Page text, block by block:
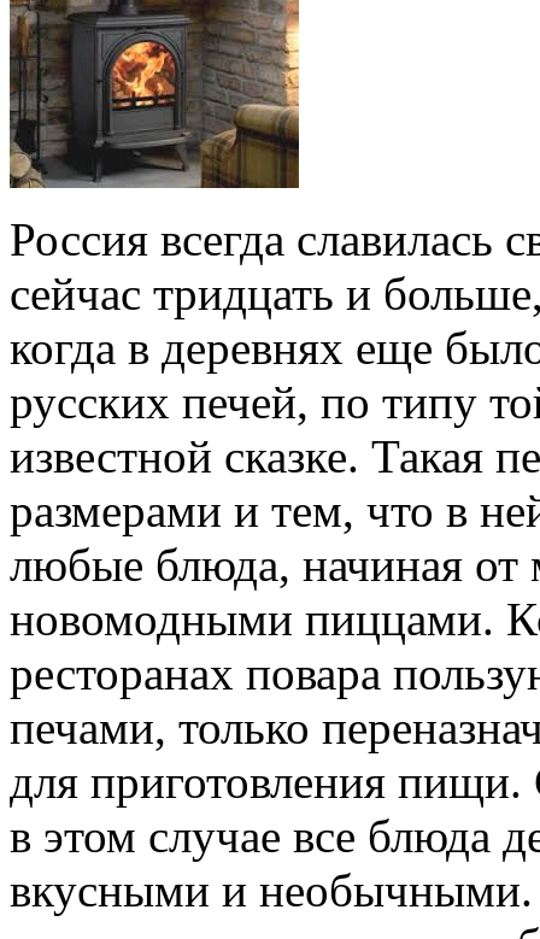
Россия всегда
сейчас тридцать и
когда в деревнях еще
русских печей, по типу
известной сказке. Такая
размерами и тем, что в
любые блюда, начиная от
новомодными пиццами.
ресторанах повара
печами, только
для приготовления пищи.
в этом случае все блюда
вкусными и